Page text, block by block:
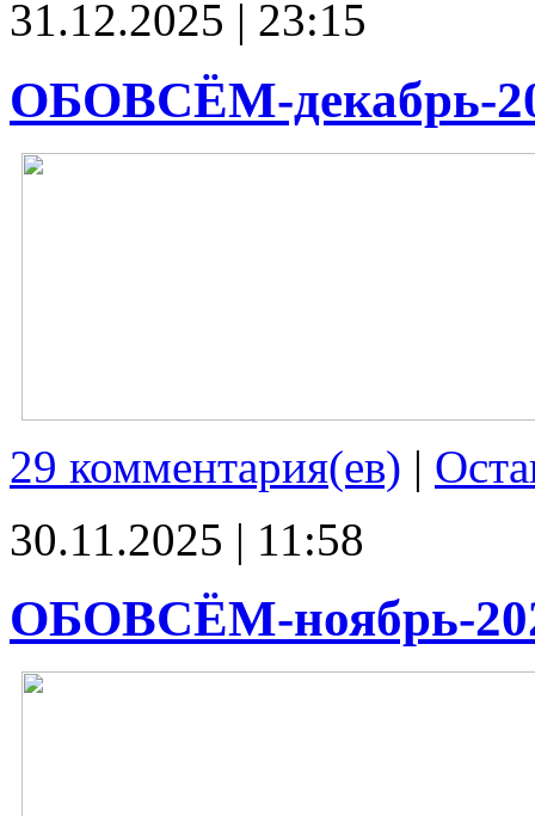
31.12.2025 | 23:15
ОБОВСЁМ-декабрь-
29 комментария(ев) |
30.11.2025 | 11:58
ОБОВСЁМ-ноябрь-